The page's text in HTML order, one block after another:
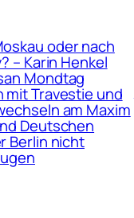
oder nach
– Karin Henkel
Mondtag
mit Travestie und
am Maxim
Deutschen
Berlin nicht